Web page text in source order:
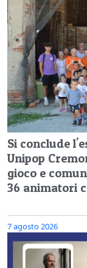
Si conclude
Unipop
gioco e
36 animatori
7 agosto 2026